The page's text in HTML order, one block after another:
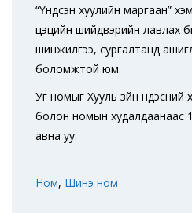
“Үндсэн хуулийн маргаан”
цэцийн шийдвэрийн лавлах
шинжилгээ, сургалтанд
боломжтой юм.
Уг номыг Хууль зүйн үндэсний
болон номын худалдаанаас
авна уу.
Ном, Шинэ ном